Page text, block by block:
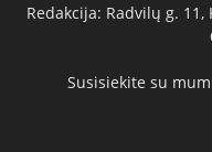
Redakcija: Radvilų g.
Susisiekite su